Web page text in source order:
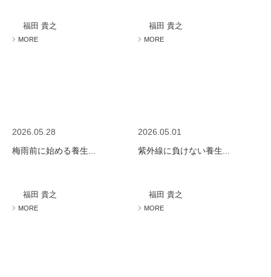
福田 貴之
MORE
福田 貴之
MORE
2026.05.28
梅雨前に始める養生...
福田 貴之
MORE
2026.05.01
紫外線に負けない養生...
福田 貴之
MORE